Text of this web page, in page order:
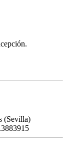
(Sevilla)